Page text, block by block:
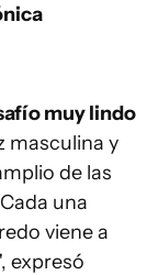
muy lindo
masculina y
de las
una
viene a
expresó